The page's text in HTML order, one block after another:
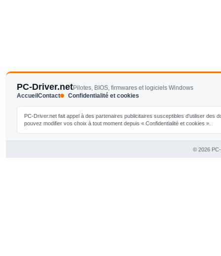
PC-Driver.netPilotes, BIOS, firmwares et logiciels Windows
AccueilContact Confidentialité et cookies
PC-Driver.net fait appel à des partenaires publicitaires susceptibles d'utiliser
pouvez modifier vos choix à tout moment depuis « Confidentialité et cookies ».
© 2026